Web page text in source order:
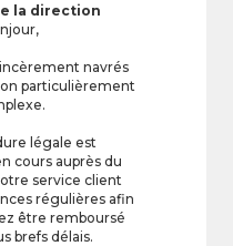
la direction
navrés
particulièrement
légale est
cours auprès du
service client
régulières afin
être remboursé
brefs délais.